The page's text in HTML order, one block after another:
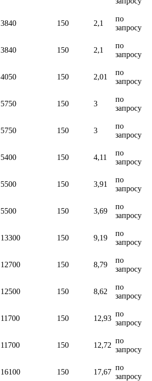
3840 150 2,1
по
запросу
3840 150 2,1
по
запросу
4050 150 2,01
по
запросу
5750 150 3
по
запросу
5750 150 3
по
запросу
5400 150 4,11
по
запросу
5500 150 3,91
по
запросу
5500 150 3,69
по
запросу
13300 150 9,19
по
запросу
12700 150 8,79
по
запросу
12500 150 8,62
по
запросу
11700 150 12,93
по
запросу
11700 150 12,72
по
запросу
16100 150 17,67
по
запросу